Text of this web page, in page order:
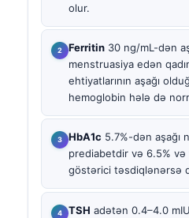
olur.
Ferritin 30 ng/mL-dən
menstruasiya edən
ehtiyatlarının aşağı
hemoglobin hələ də
HbA1c 5.7%-dən aşağı
prediabetdir və 6.5% və
göstərici təsdiqlənərsə
TSH adətən 0.4–4.0